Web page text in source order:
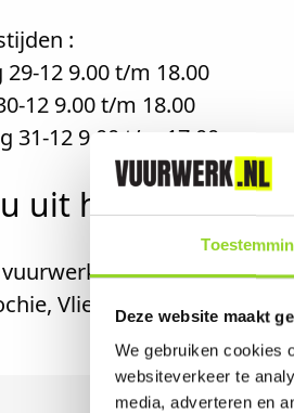
Deze website maakt
We gebruiken cookies
websiteverkeer te
media, adverteren en
:
29-12 9.00 t/m 18.00
12 9.00 t/m 18.00
31-12 9.00 t/m 17.00
uit harlingen?
dan bij Hubo
Vlieland of Lollum